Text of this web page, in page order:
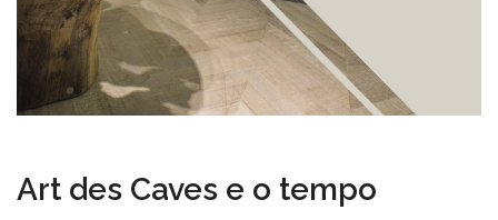
Art des Caves e o tempo